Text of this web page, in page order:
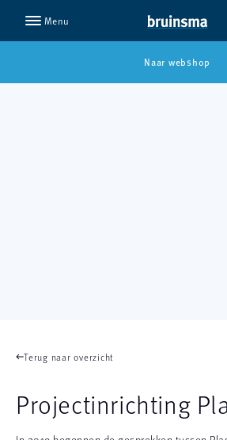
Menu
Naar webshop
Terug naar overzicht
Projectinrichting